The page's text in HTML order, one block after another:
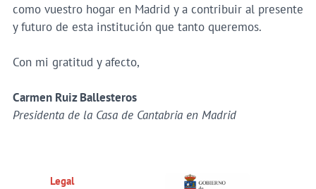
como vuestro hogar en Madrid y a contribuir al presente
y futuro de esta institución que tanto queremos.
Con mi gratitud y afecto,
Carmen Ruiz Ballesteros
Presidenta de la Casa de Cantabria en Madrid
Legal